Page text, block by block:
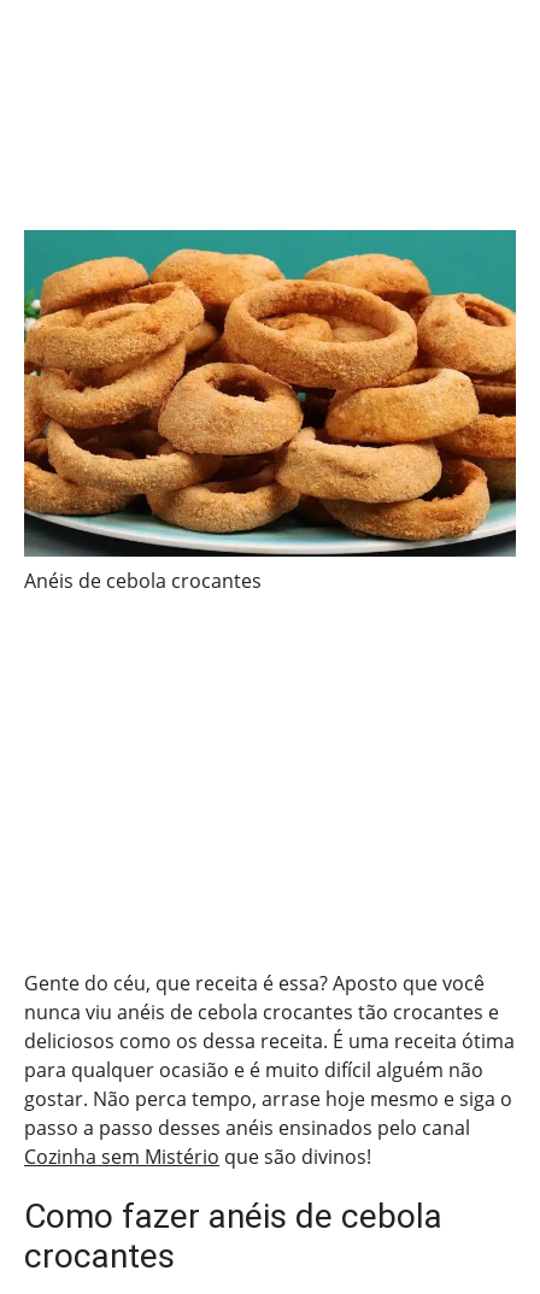
Anéis de cebola crocantes
Gente do céu, que receita é essa? Aposto que você
nunca viu anéis de cebola crocantes tão crocantes e
deliciosos como os dessa receita. É uma receita ótima
para qualquer ocasião e é muito difícil alguém não
gostar. Não perca tempo, arrase hoje mesmo e siga o
passo a passo desses anéis ensinados pelo canal
Cozinha sem Mistério que são divinos!
Como fazer anéis de cebola
crocantes